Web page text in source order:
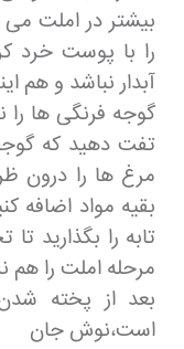
بیشتر در املت
را با پوست خرد
آبدار نباشد و هم
گوجه فرنگی ها را
تفت دهید که
مرغ ها را درون
بقیه مواد اضافه
تابه را بگذارید
مرحله املت را هم
بعد از پخته
است،نوش جان